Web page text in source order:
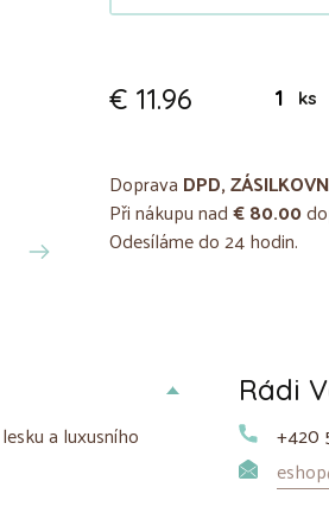
€ 11.96 ks
Doprava DPD,
Při nákupu nad€ 80.00
Odesíláme do 24 hodin.
a luxusního
Rádi
+420